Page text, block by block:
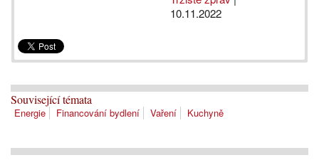
10.11.2022
Související témata
Energie Financování bydlení Vaření Kuchyně